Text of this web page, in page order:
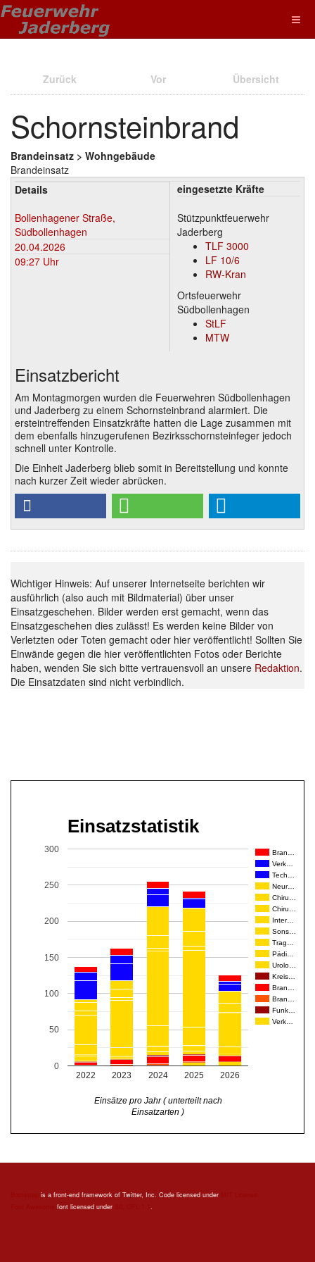
Zurück Vor Übersicht
Schornsteinbrand
Brandeinsatz > Wohngebäude
Brandeinsatz
Details
Bollenhagener Straße,
Südbollenhagen
20.04.2026
09:27 Uhr
eingesetzte Kräfte
Stützpunktfeuerwehr
Jaderberg
TLF 3000
LF 10/6
RW-Kran
Ortsfeuerwehr
Südbollenhagen
StLF
MTW
Einsatzbericht
Am Montagmorgen wurden die Feuerwehren Südbollenhagen
und Jaderberg zu einem Schornsteinbrand alarmiert. Die
ersteintreffenden Einsatzkräfte hatten die Lage zusammen mit
dem ebenfalls hinzugerufenen Bezirksschornsteinfeger jedoch
schnell unter Kontrolle.
Die Einheit Jaderberg blieb somit in Bereitstellung und konnte
nach kurzer Zeit wieder abrücken.
Wichtiger Hinweis: Auf unserer Internetseite berichten wir
ausführlich (also auch mit Bildmaterial) über unser
Einsatzgeschehen. Bilder werden erst gemacht, wenn das
Einsatzgeschehen dies zulässt! Es werden keine Bilder von
Verletzten oder Toten gemacht oder hier veröffentlicht! Sollten Sie
Einwände gegen die hier veröffentlichten Fotos oder Berichte
haben, wenden Sie sich bitte vertrauensvoll an unsere Redaktion.
Die Einsatzdaten sind nicht verbindlich.
Einsatzstatistik
Bran…
Verk…
Tech…
Neur…
Chiru…
Chiru…
Inter…
Sons…
Trag…
Pädi…
Urolo…
Kreis…
Bran…
Bran…
Funk…
Verk…
2022 2023 2024 2025 2026
0
50
100
150
200
250
300
Einsätze pro Jahr ( unterteilt nach
Einsatzarten )
is a front-end framework of Twitter, Inc. Code licensed under
font licensed under .